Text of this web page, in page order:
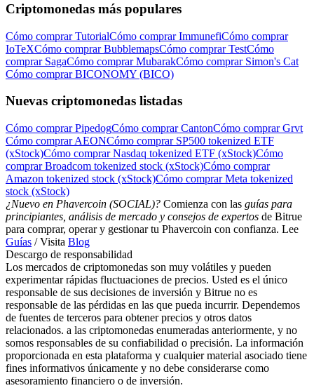
Criptomonedas más populares
Cómo comprar TutorialCómo comprar ImmunefiCómo comprar
IoTeXCómo comprar BubblemapsCómo comprar TestCómo
comprar SagaCómo comprar MubarakCómo comprar Simon's Cat
Cómo comprar BICONOMY (BICO)
Nuevas criptomonedas listadas
Cómo comprar PipedogCómo comprar CantonCómo comprar Grvt
Cómo comprar AEONCómo comprar SP500 tokenized ETF
(xStock)Cómo comprar Nasdaq tokenized ETF (xStock)Cómo
comprar Broadcom tokenized stock (xStock)Cómo comprar
Amazon tokenized stock (xStock)Cómo comprar Meta tokenized
stock (xStock)
¿Nuevo en Phavercoin (SOCIAL)? Comienza con las guías para
principiantes, análisis de mercado y consejos de expertos de Bitrue
para comprar, operar y gestionar tu Phavercoin con confianza. Lee
Guías / Visita Blog
Descargo de responsabilidad
Los mercados de criptomonedas son muy volátiles y pueden
experimentar rápidas fluctuaciones de precios. Usted es el único
responsable de sus decisiones de inversión y Bitrue no es
responsable de las pérdidas en las que pueda incurrir. Dependemos
de fuentes de terceros para obtener precios y otros datos
relacionados. a las criptomonedas enumeradas anteriormente, y no
somos responsables de su confiabilidad o precisión. La información
proporcionada en esta plataforma y cualquier material asociado tiene
fines informativos únicamente y no debe considerarse como
asesoramiento financiero o de inversión.